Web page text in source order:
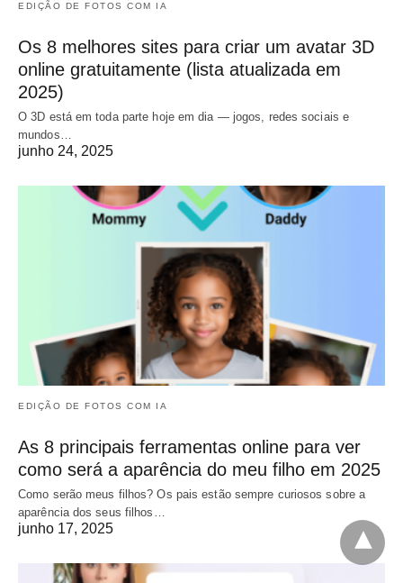
EDIÇÃO DE FOTOS COM IA
Os 8 melhores sites para criar um avatar 3D
online gratuitamente (lista atualizada em
2025)
O 3D está em toda parte hoje em dia — jogos, redes sociais e
mundos…
junho 24, 2025
EDIÇÃO DE FOTOS COM IA
As 8 principais ferramentas online para ver
como será a aparência do meu filho em 2025
Como serão meus filhos? Os pais estão sempre curiosos sobre a
aparência dos seus filhos…
junho 17, 2025